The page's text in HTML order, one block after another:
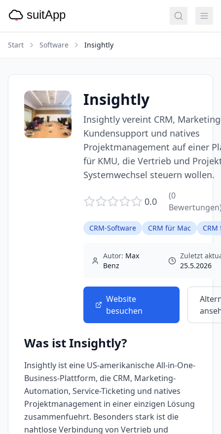
Start Software Insightly
Insightly
Insightly vereint CRM,
Kundensupport und natives
Projektmanagement auf einer
für KMU, die Vertrieb und
Systemwechsel steuern wollen.
0.0 (0
CRM-Software CRM für Mac
Autor: Max
Benz
Zuletzt
25.5.2026
Website
besuchen
Was istInsightly?
Insightly ist eine US-amerikanische All-in-One-
Business-Plattform, die CRM, Marketing-
Automation, Service-Ticketing und natives
Projektmanagement in einer einzigen Lösung
zusammenfuehrt. Besonders stark ist die
nahtlose Verbindung von Vertrieb und